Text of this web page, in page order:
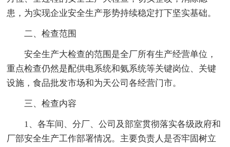
患，为实现企业安全生产形势持续稳定打下坚实基础。
二、检查范围
安全生产大检查的范围是全厂所有生产经营单位，
重点检查仍然是配供电系统和氨系统等关键岗位、关键
设施，食品批发市场和为天公司各经营门市。
三、检查内容
1、各车间、分厂、公司及部室贯彻落实各级政府和
厂部安全生产工作部署情况。主要负责人是否牢固树立